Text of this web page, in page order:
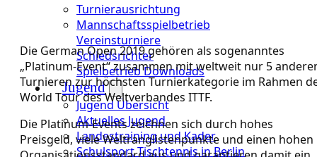
Turnierausrichtung
Mannschaftsspielbetrieb
Vereinsturniere
Schiedsrichter
Spielbetrieb Downloads
Jugend
Jugend Übersicht
Aktuelles Jugend
Landestraining und Kader
Schulsport Tischtennis in Berlin
Die German Open 2019 gehören als sogenanntes
„Platinum-Event“ zusammen mit weltweit nur 5
Turnieren zur höchsten Turnierkategorie im Rahmen
World Tour des Weltverbandes ITTF.
Die Platinum-Events zeichnen sich durch hohes
Preisgeld, viele Weltranglistenpunkte und einen hohen